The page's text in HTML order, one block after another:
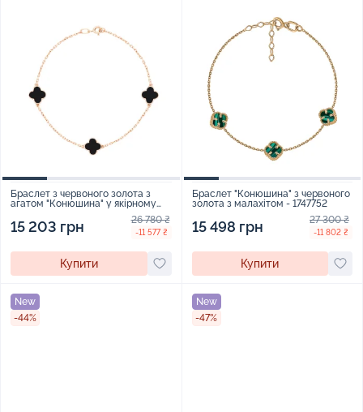
Браслет з червоного золота з
агатом "Конюшина" у якірному
15 203 грн 26 780 ₴
-11 577 ₴
Купити
Браслет "Конюшина" з червоного
золота з малахітом - 1747752
15 498 грн 27 300 ₴
-11 802 ₴
Купити
New
-44%
New
-47%